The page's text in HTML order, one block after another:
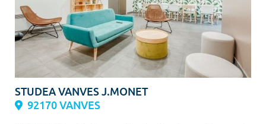
STUDEA VANVES J.MONET
92170 VANVES